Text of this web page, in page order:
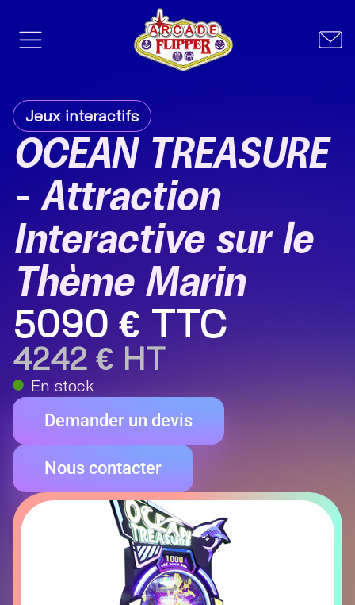
Jeux interactifs
OCEAN TREASURE
– Attraction
Interactive sur le
Thème Marin
5090 € TTC
4242 € HT
En stock
Demander un devis
Nous contacter